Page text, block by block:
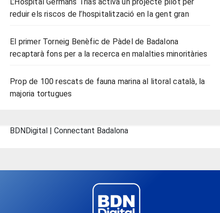
reduir els riscos de l’hospitalització en la gent gran
El primer Torneig Benèfic de Pàdel de Badalona
recaptarà fons per a la recerca en malalties minoritàries
Prop de 100 rescats de fauna marina al litoral català, la
majoria tortugues
BDNDigital | Connectant Badalona